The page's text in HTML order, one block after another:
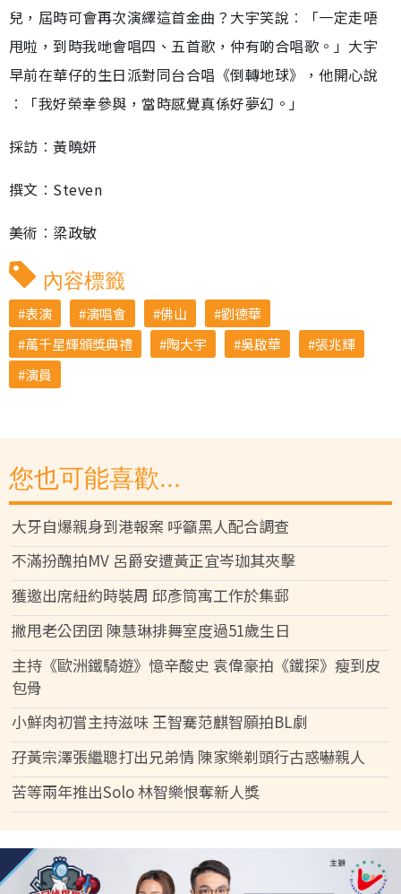
兒，屆時可會再次演繹這首金曲？大宇笑說︰「一定走唔
甩啦，到時我哋會唱四、五首歌，仲有啲合唱歌。」大宇
早前在華仔的生日派對同台合唱《倒轉地球》，他開心說
︰「我好榮幸參與，當時感覺真係好夢幻。」
採訪︰黃曉妍
撰文︰Steven
美術︰梁政敏
內容標籤
表演 演唱會 佛山
劉德華
萬千星輝頒獎典禮
陶大宇 吳啟華
張兆輝
演員
您也可能喜歡...
大牙自爆親身到港報案 呼籲黑人配合調查
不滿扮醜拍MV 呂爵安遭黃正宜岑珈其夾擊
獲邀出席紐約時裝周 邱彥筒寓工作於集郵
撇甩老公囝囝 陳慧琳排舞室度過51歲生日
主持《歐洲鐵騎遊》憶辛酸史 袁偉豪拍《鐵探》瘦到皮
包骨
小鮮肉初嘗主持滋味 王智騫范麒智願拍BL劇
孖黃宗澤張繼聰打出兄弟情 陳家樂剃頭行古惑嚇親人
苦等兩年推出Solo 林智樂恨奪新人獎